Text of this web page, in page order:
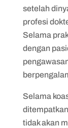
setelah
profesi
Selama
dengan
Selama
tidak akan